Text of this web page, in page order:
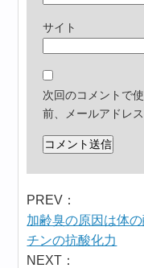
サイト
次回のコメントで
前、メールアドレ
PREV：
加齢臭の原因は体
チンの抗酸化力
NEXT：